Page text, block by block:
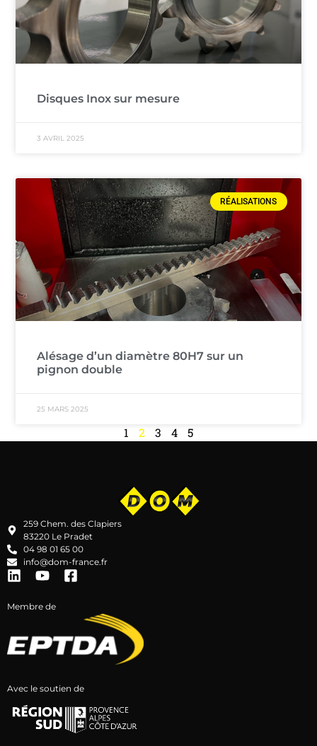
Disques Inox sur mesure
3 AVRIL 2025
RÉALISATIONS
Alésage d’un diamètre 80H7 sur un
pignon double
25 MARS 2025
1 2 3 4 5
259 Chem. des Clapiers
83220 Le Pradet
04 98 01 65 00
info@dom-france.fr
Membre de
Avec le soutien de